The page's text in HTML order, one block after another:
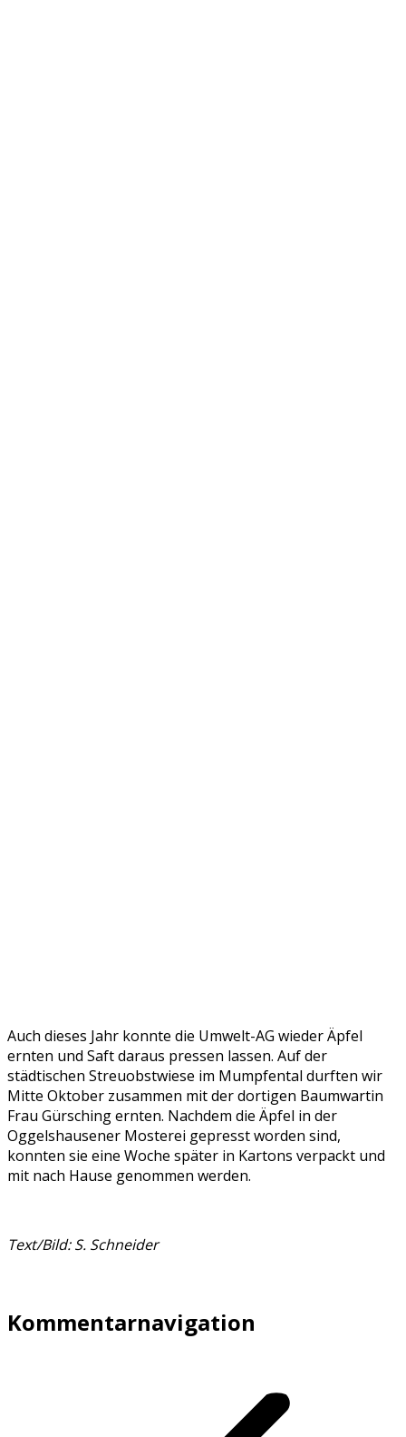
Auch dieses Jahr konnte die Umwelt-AG wieder Äpfel
ernten und Saft daraus pressen lassen. Auf der
städtischen Streuobstwiese im Mumpfental durften wir
Mitte Oktober zusammen mit der dortigen Baumwartin
Frau Gürsching ernten. Nachdem die Äpfel in der
Oggelshausener Mosterei gepresst worden sind,
konnten sie eine Woche später in Kartons verpackt und
mit nach Hause genommen werden.
Text/Bild: S. Schneider
Kommentarnavigation